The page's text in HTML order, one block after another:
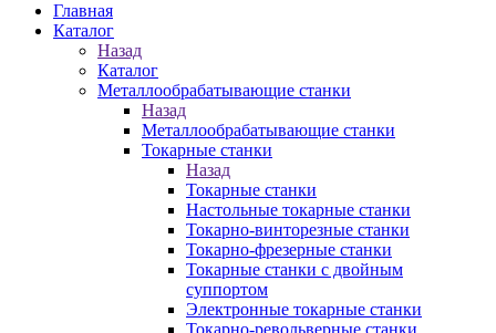
Главная
Каталог
Назад
Каталог
Металлообрабатывающие станки
Назад
Металлообрабатывающие станки
Токарные станки
Назад
Токарные станки
Настольные токарные станки
Токарно-винторезные станки
Токарно-фрезерные станки
Токарные станки с двойным
суппортом
Электронные токарные станки
Токарно-револьверные станки